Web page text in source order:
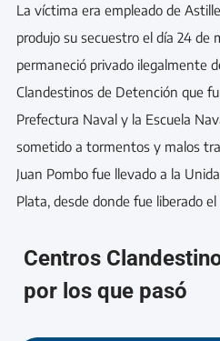
La víctima era empleado de
produjo su secuestro el día 24 de
permaneció privado ilegalmente
Clandestinos de Detención que
Prefectura Naval y la Escuela
sometido a tormentos y malos
Juan Pombo fue llevado a la
Plata, desde donde fue liberado
Centros
por los que pasó